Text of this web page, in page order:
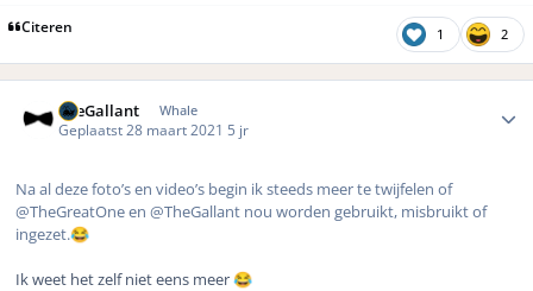
Citeren 1 2
TheGallant Whale
Geplaatst 28 maart 2021 5 jr
Na al deze foto’s en video’s begin ik steeds meer te twijfelen of
@TheGreatOne en @TheGallant nou worden gebruikt, misbruikt of
ingezet.😂
Ik weet het zelf niet eens meer 😂